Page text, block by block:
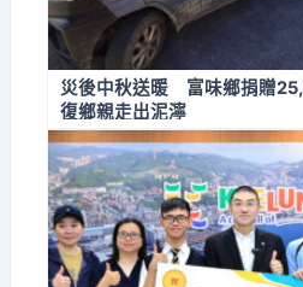
災後中秋送暖 富味鄉捐贈
復鄉親走出泥濘